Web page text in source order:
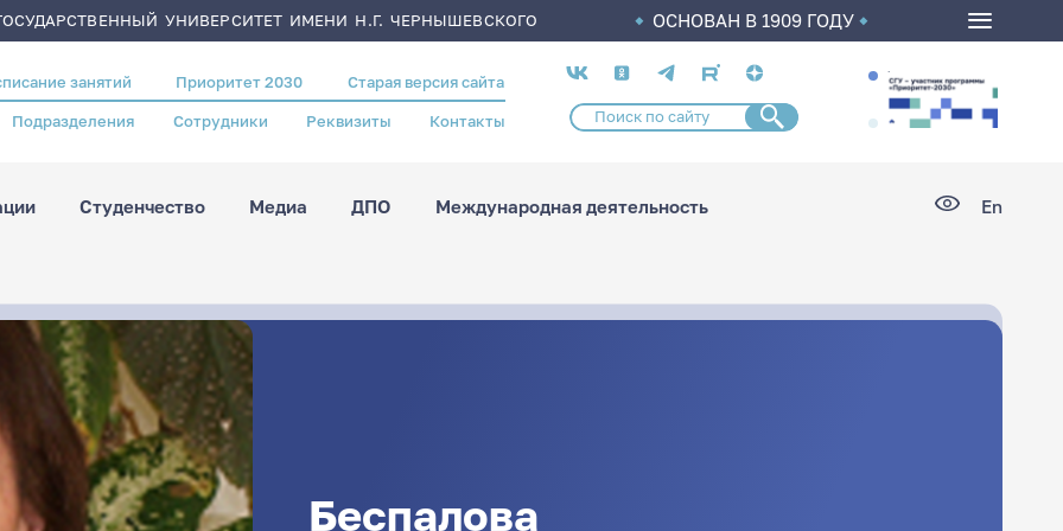
УНИВЕРСИТЕТ ИМЕНИ Н.Г. ЧЕРНЫШЕВСКОГО ОСНОВАН В 1909 ГОДУ
занятий Приоритет 2030 Старая версия сайта
Подразделения Сотрудники Реквизиты Контакты
Социальные
сети
Студенчество Медиа ДПО Международная деятельность En
Беспалова